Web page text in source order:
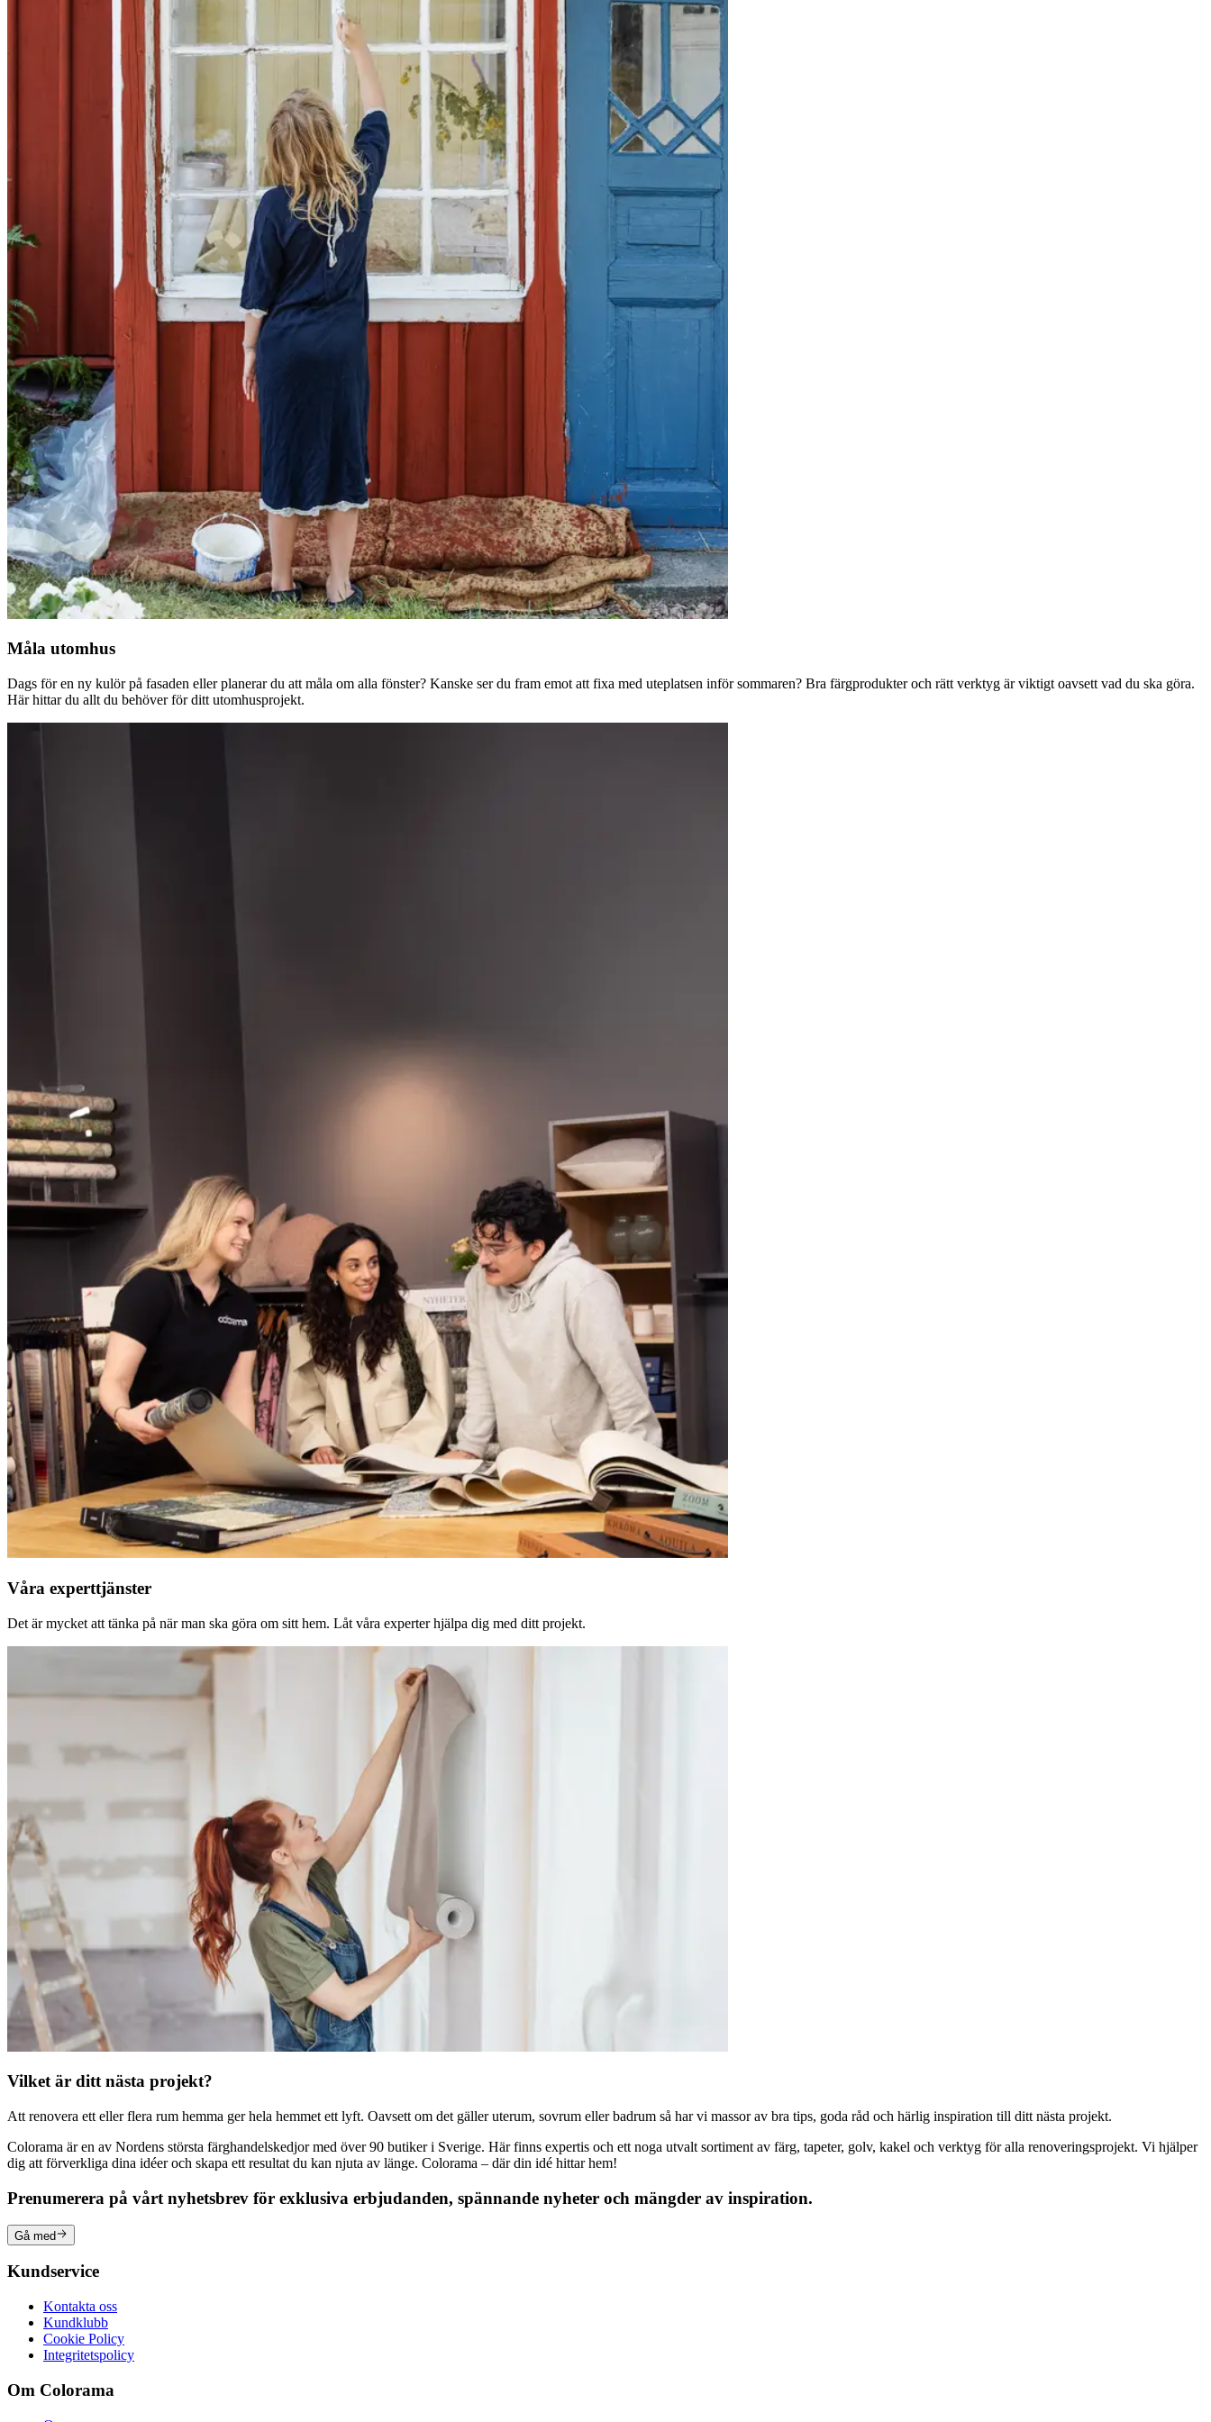
Måla utomhus
Dags för en ny kulör på fasaden eller planerar du att måla om alla fönster? Kanske ser du fram emot att fixa med uteplatsen inför sommaren? Bra färgprodukter och rätt verktyg är viktigt oavsett vad du ska göra.
Här hittar du allt du behöver för ditt utomhusprojekt.
Våra experttjänster
Det är mycket att tänka på när man ska göra om sitt hem. Låt våra experter hjälpa dig med ditt projekt.
Vilket är ditt nästa projekt?
Att renovera ett eller flera rum hemma ger hela hemmet ett lyft. Oavsett om det gäller uterum, sovrum eller badrum så har vi massor av bra tips, goda råd och härlig inspiration till ditt nästa projekt.
Colorama är en av Nordens största färghandelskedjor med över 90 butiker i Sverige. Här finns expertis och ett noga utvalt sortiment av färg, tapeter, golv, kakel och verktyg för alla renoveringsprojekt. Vi hjälper
dig att förverkliga dina idéer och skapa ett resultat du kan njuta av länge. Colorama – där din idé hittar hem!
Prenumerera på vårt nyhetsbrev för exklusiva erbjudanden, spännande nyheter och mängder av inspiration.
Gå med
Kundservice
Kontakta oss
Kundklubb
Cookie Policy
Integritetspolicy
Om Colorama